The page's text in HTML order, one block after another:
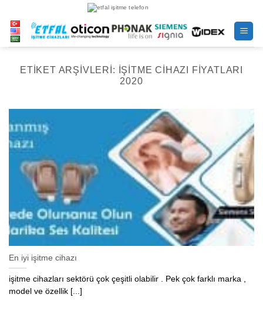
atla
ETIKET ARŞIVLERI:
IŞITME CIHAZI FIYATLARI
2020
En iyi işitme cihazı
işitme cihazları sektörü çok çeşitli olabilir . Pek çok farklı marka ,
model ve özellik [...]